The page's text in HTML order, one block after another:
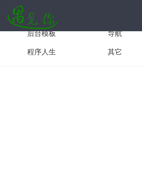
手机模板
后台模板
导航
程序人生
其它
css3进度条动画样式